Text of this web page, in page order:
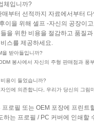
체입니까?
매부터 선적까지 자료에서부터
이을 위해 셀프 -자신의 공장이
을 위한 비용을 절감하고 품질
스를 제공하세요.
을 받아들입니까?
봉사에서 자신의 주형 판매점과 풍
용이 들었습니까?
인에 의존합니다, 우리가 당신의 그림
프로필 또는 OEM 포장에 프린트
하는 프로필 / PC 커버에 인쇄할